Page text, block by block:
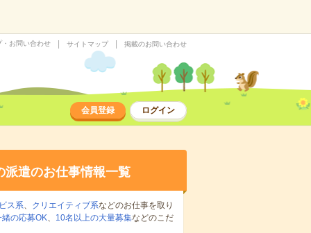
・お問い合わせ サイトマップ 掲載のお問い合わせ
会員登録 ログイン
派遣のお仕事情報一覧
ス系、 クリエイティブ系などのお仕事を取り
の応募OK、 10名以上の大量募集などのこだ